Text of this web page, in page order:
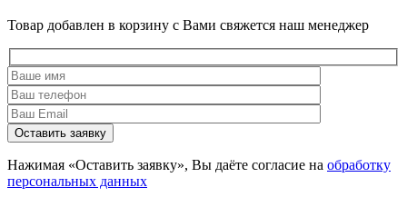
Товар добавлен в корзину с Вами свяжется наш менеджер
Нажимая «Оставить заявку», Вы даёте согласие на обработку
персональных данных